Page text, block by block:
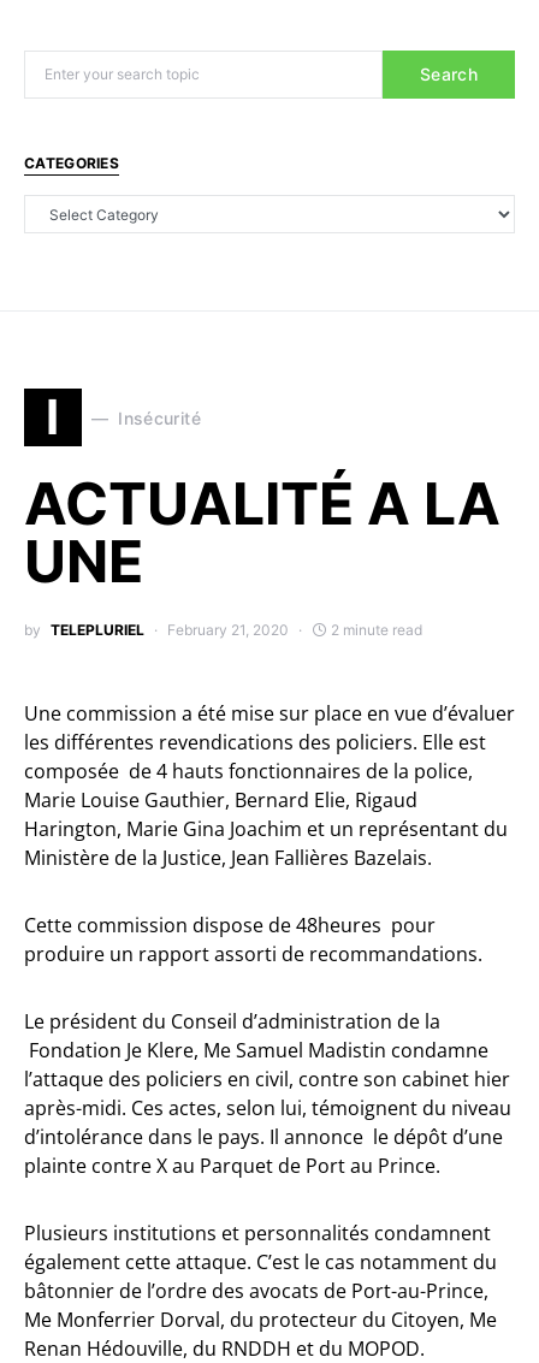
Search
CATEGORIES
I Insécurité
ACTUALITÉ A LA
UNE
by TELEPLURIEL February 21, 2020 2 minute read
Une commission a été mise sur place en vue d’évaluer
les différentes revendications des policiers. Elle est
composée de 4 hauts fonctionnaires de la police,
Marie Louise Gauthier, Bernard Elie, Rigaud
Harington, Marie Gina Joachim et un représentant du
Ministère de la Justice, Jean Fallières Bazelais.
Cette commission dispose de 48heures pour
produire un rapport assorti de recommandations.
Le président du Conseil d’administration de la
Fondation Je Klere, Me Samuel Madistin condamne
l’attaque des policiers en civil, contre son cabinet hier
après-midi. Ces actes, selon lui, témoignent du niveau
d’intolérance dans le pays. Il annonce le dépôt d’une
plainte contre X au Parquet de Port au Prince.
Plusieurs institutions et personnalités condamnent
également cette attaque. C’est le cas notamment du
bâtonnier de l’ordre des avocats de Port-au-Prince,
Me Monferrier Dorval, du protecteur du Citoyen, Me
Renan Hédouville, du RNDDH et du MOPOD.